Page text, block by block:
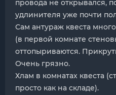
провода не открывался,
удлинителя уже почти
Сам антураж квеста
(в первой комнате
оттопыриваются.
Очень грязно.
Хлам в комнатах квеста
просто как на складе).